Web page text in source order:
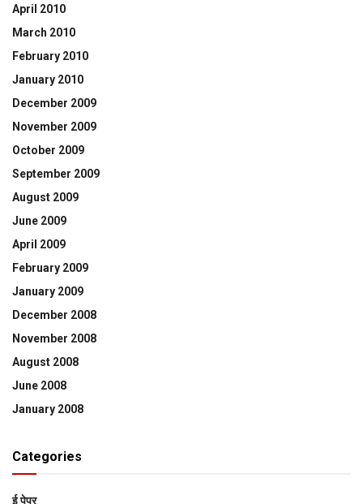
April 2010
March 2010
February 2010
January 2010
December 2009
November 2009
October 2009
September 2009
August 2009
June 2009
April 2009
February 2009
January 2009
December 2008
November 2008
August 2008
June 2008
January 2008
Categories
ई पेपर